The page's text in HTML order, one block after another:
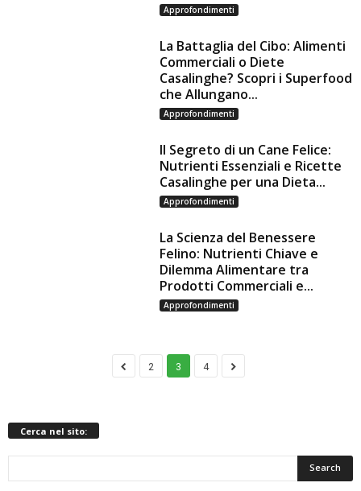
Approfondimenti
La Battaglia del Cibo: Alimenti
Commerciali o Diete
Casalinghe? Scopri i Superfood
che Allungano...
Approfondimenti
Il Segreto di un Cane Felice:
Nutrienti Essenziali e Ricette
Casalinghe per una Dieta...
Approfondimenti
La Scienza del Benessere
Felino: Nutrienti Chiave e
Dilemma Alimentare tra
Prodotti Commerciali e...
Approfondimenti
2 3 4
Cerca nel sito: